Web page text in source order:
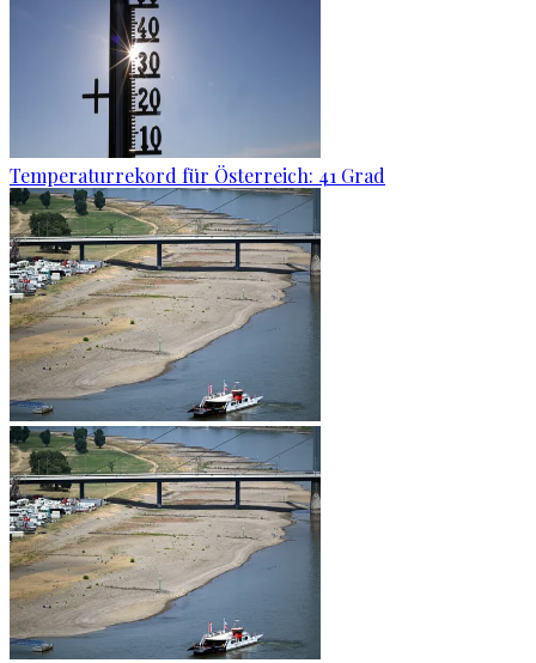
Temperaturrekord für Österreich: 41 Grad